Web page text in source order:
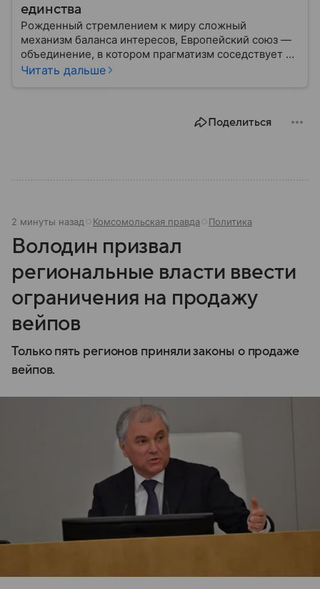
единства
Рожденный стремлением к миру сложный
механизм баланса интересов, Европейский союз —
объединение, в котором прагматизм соседствует с
идеализмом. Амбициозный проект превратил
Читать дальше
Поделиться
2 минуты назад Комсомольская правда Политика
Володин призвал
региональные власти ввести
ограничения на продажу
вейпов
Только пять регионов приняли законы о продаже
вейпов.